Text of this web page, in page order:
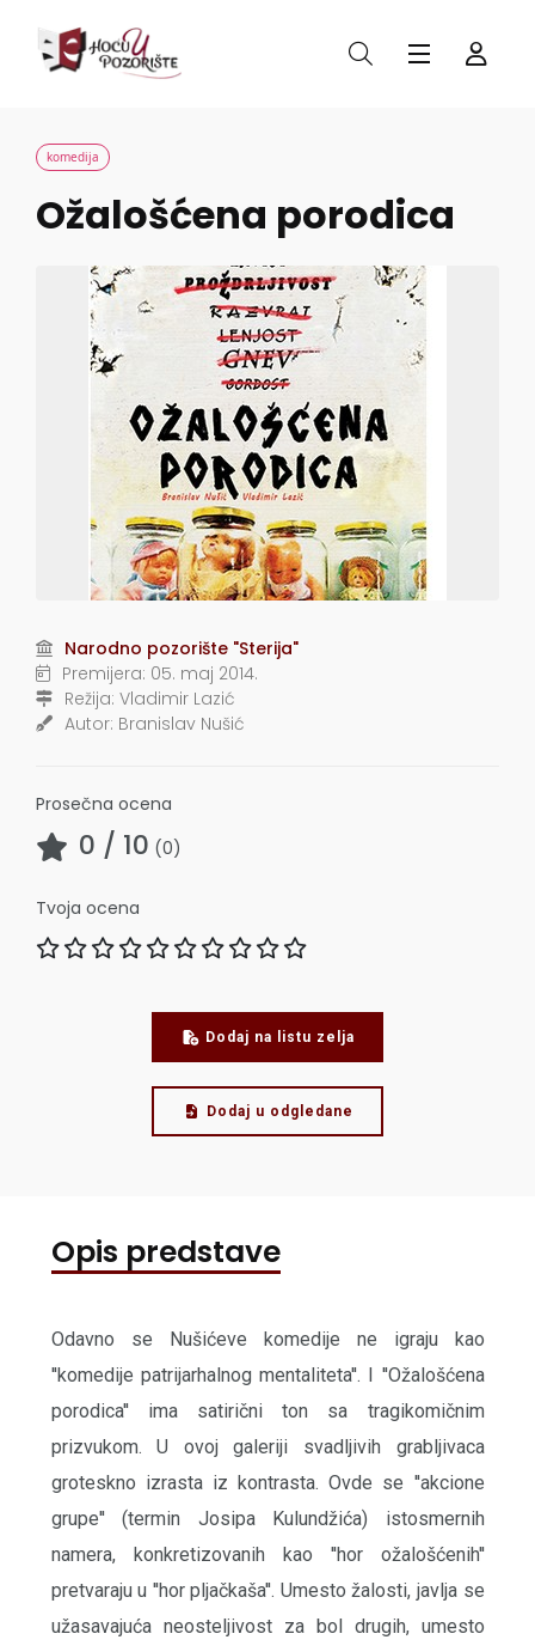
komedija
Ožalošćena porodica
Narodno pozorište "Sterija"
Premijera: 05. maj 2014.
Režija: Vladimir Lazić
Autor: Branislav Nušić
Prosečna ocena
0 / 10 (0)
Tvoja ocena
Dodaj na listu zelja
Dodaj u odgledane
Opis predstave
Odavno se Nušićeve komedije ne igraju kao
''komedije patrijarhalnog mentaliteta''. I ''Ožalošćena
porodica'' ima satirični ton sa tragikomičnim
prizvukom. U ovoj galeriji svadljivih grabljivaca
groteskno izrasta iz kontrasta. Ovde se ''akcione
grupe'' (termin Josipa Kulundžića) istosmernih
namera, konkretizovanih kao ''hor ožalošćenih''
pretvaraju u ''hor pljačkaša''. Umesto žalosti, javlja se
užasavajuća neosteljivost za bol drugih, umesto